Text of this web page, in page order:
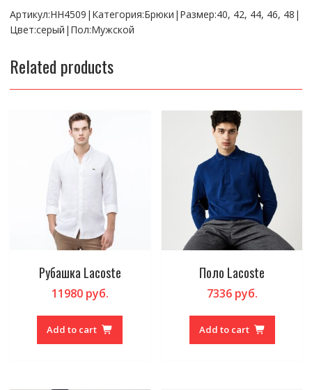
Артикул:HH4509|Категория:Брюки|Размер:40, 42, 44, 46, 48|
Цвет:серый|Пол:Мужской
Related products
Рубашка Lacoste
11980руб.
Add to cart
Поло Lacoste
7336руб.
Add to cart